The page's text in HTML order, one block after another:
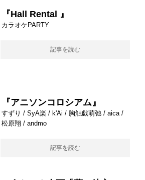
『Hall Rental 』
カラオケPARTY
記事を読む
『アニソンコロシアム』
すずり / SyA楽 / k'Ai / 胸触戯萌弛 / aica /
松原翔 / andmo
記事を読む